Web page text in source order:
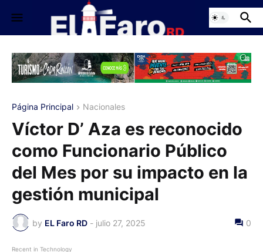
Página Principal Nacionales
Víctor D’ Aza es reconocido
como Funcionario Público
del Mes por su impacto en la
gestión municipal
by EL Faro RD - julio 27, 2025 0
Recent in Technology